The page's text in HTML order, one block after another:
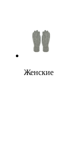
Женские